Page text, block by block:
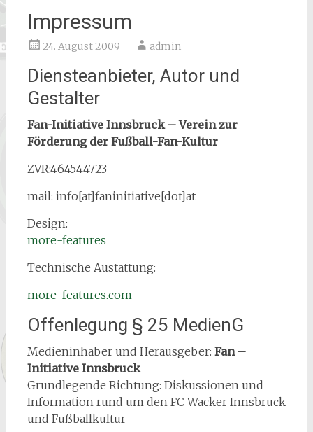
Impressum
24. August 2009 admin
Diensteanbieter, Autor und
Gestalter
Fan-Initiative Innsbruck – Verein zur
Förderung der Fußball-Fan-Kultur
ZVR:464544723
mail: info[at]faninitiative[dot]at
Design:
more-features
Technische Austattung:
more-features.com
Offenlegung § 25 MedienG
Medieninhaber und Herausgeber: Fan –
Initiative Innsbruck
Grundlegende Richtung: Diskussionen und
Information rund um den FC Wacker Innsbruck
und Fußballkultur